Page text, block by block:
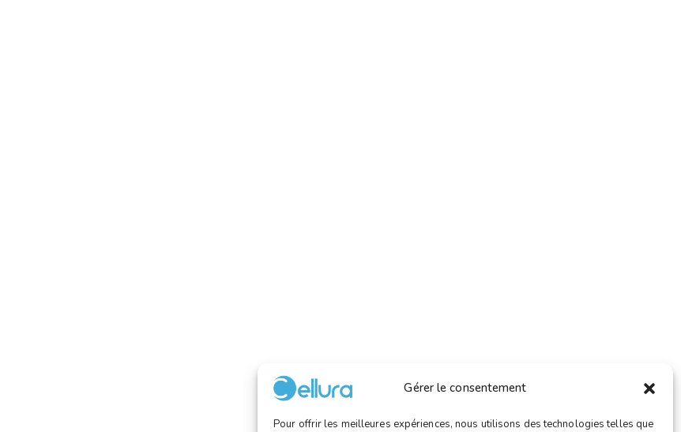
Gérer le consentement
Pour offrir les meilleures expériences, nous utilisons des technologies telles que